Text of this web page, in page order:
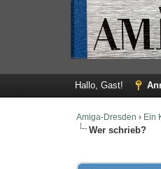
Hallo, Gast!
Amiga-Dresden › Ein
Wer schrieb?